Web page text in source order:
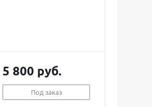
5 800 руб.
Под заказ